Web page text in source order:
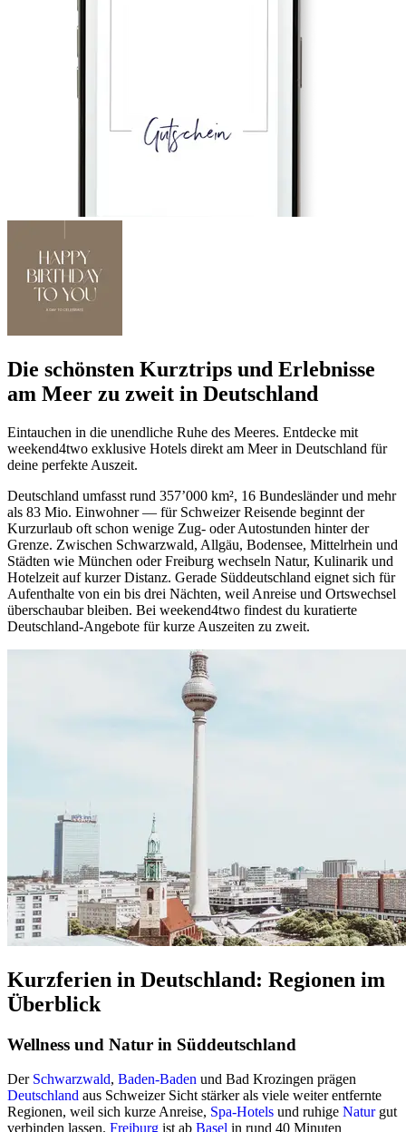
Die schönsten Kurztrips und Erlebnisse
am Meer zu zweit in Deutschland
Eintauchen in die unendliche Ruhe des Meeres. Entdecke mit
weekend4two exklusive Hotels direkt am Meer in Deutschland für
deine perfekte Auszeit.
Deutschland umfasst rund 357’000 km², 16 Bundesländer und mehr
als 83 Mio. Einwohner — für Schweizer Reisende beginnt der
Kurzurlaub oft schon wenige Zug- oder Autostunden hinter der
Grenze. Zwischen Schwarzwald, Allgäu, Bodensee, Mittelrhein und
Städten wie München oder Freiburg wechseln Natur, Kulinarik und
Hotelzeit auf kurzer Distanz. Gerade Süddeutschland eignet sich für
Aufenthalte von ein bis drei Nächten, weil Anreise und Ortswechsel
überschaubar bleiben. Bei weekend4two findest du kuratierte
Deutschland-Angebote für kurze Auszeiten zu zweit.
Kurzferien in Deutschland: Regionen im
Überblick
Wellness und Natur in Süddeutschland
Der Schwarzwald, Baden-Baden und Bad Krozingen prägen
Deutschland aus Schweizer Sicht stärker als viele weiter entfernte
Regionen, weil sich kurze Anreise, Spa-Hotels und ruhige Naturgut
verbinden lassen. Freiburg ist ab Basel in rund 40 Minuten